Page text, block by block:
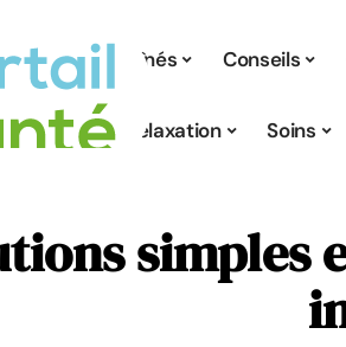
Aînés Conseils
Relaxation Soins
simples